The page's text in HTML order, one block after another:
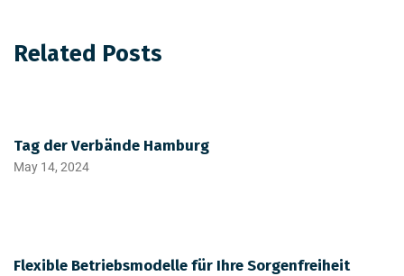
Related Posts
Tag der Verbände Hamburg
May 14, 2024
Flexible Betriebsmodelle für Ihre Sorgenfreiheit